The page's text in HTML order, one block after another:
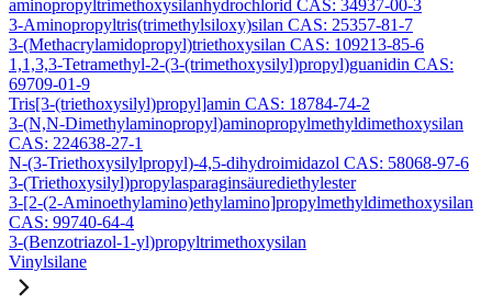
aminopropyltrimethoxysilanhydrochlorid CAS: 34937-00-3
3-Aminopropyltris(trimethylsiloxy)silan CAS: 25357-81-7
3-(Methacrylamidopropyl)triethoxysilan CAS: 109213-85-6
1,1,3,3-Tetramethyl-2-(3-(trimethoxysilyl)propyl)guanidin CAS:
69709-01-9
Tris[3-(triethoxysilyl)propyl]amin CAS: 18784-74-2
3-(N,N-Dimethylaminopropyl)aminopropylmethyldimethoxysilan
CAS: 224638-27-1
N-(3-Triethoxysilylpropyl)-4,5-dihydroimidazol CAS: 58068-97-6
3-(Triethoxysilyl)propylasparaginsäurediethylester
3-[2-(2-Aminoethylamino)ethylamino]propylmethyldimethoxysilan
CAS: 99740-64-4
3-(Benzotriazol-1-yl)propyltrimethoxysilan
Vinylsilane